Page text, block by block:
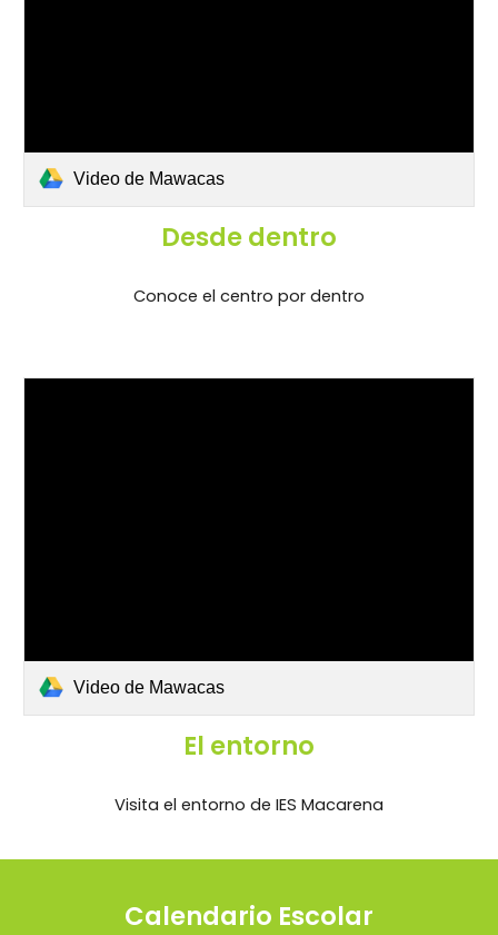
Video de Mawacas
Desde dentro
Conoce el centro por dentro
Video de Mawacas
El entorno
Visita el entorno de IES Macarena
Calendario Escolar